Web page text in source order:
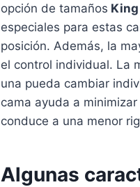
opción de tamaños King
especiales para estas
posición. Además, la
el control individual. La
una pueda cambiar
cama ayuda a
conduce a una menor
Algunas